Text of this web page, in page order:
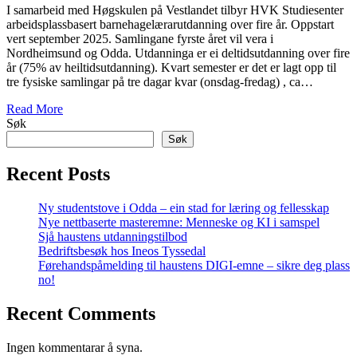
I samarbeid med Høgskulen på Vestlandet tilbyr HVK Studiesenter
arbeidsplassbasert barnehagelærarutdanning over fire år. Oppstart
vert september 2025. Samlingane fyrste året vil vera i
Nordheimsund og Odda. Utdanninga er ei deltidsutdanning over fire
år (75% av heiltidsutdanning). Kvart semester er det er lagt opp til
tre fysiske samlingar på tre dagar kvar (onsdag-fredag) , ca…
Read More
Søk
Søk
Recent Posts
Ny studentstove i Odda – ein stad for læring og fellesskap
Nye nettbaserte masteremne: Menneske og KI i samspel
Sjå haustens utdanningstilbod
Bedriftsbesøk hos Ineos Tyssedal
Førehandspåmelding til haustens DIGI-emne – sikre deg plass
no!
Recent Comments
Ingen kommentarar å syna.